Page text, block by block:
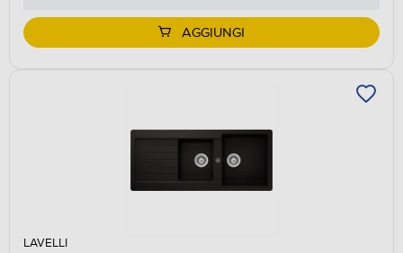
AGGIUNGI
LAVELLI